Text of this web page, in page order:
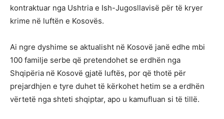
kontraktuar nga Ushtria e Ish-Jugosllavisë për të kryer
krime në luftën e Kosovës.
Ai ngre dyshime se aktualisht në Kosovë janë edhe mbi
100 familje serbe që pretendohet se erdhën nga
Shqipëria në Kosovë gjatë luftës, por që thotë për
prejardhjen e tyre duhet të kërkohet hetim se a erdhën
vërtetë nga shteti shqiptar, apo u kamufluan si të tillë.